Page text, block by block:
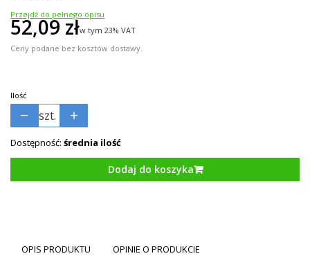
Przejdź do pełnego opisu
Cena
52,09 złw tym 23% VAT
w tym 23% VAT
Ceny podane bez kosztów dostawy.
Ilość
szt.
Dostępność: średnia ilość
Dodaj do koszyka
OPIS PRODUKTU OPINIE O PRODUKCIE